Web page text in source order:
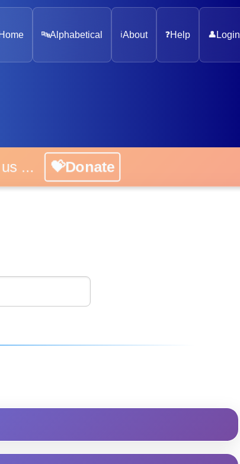
Home 🔤Alphabetical ℹ️About ❓Help 👤 Login
... 💝Donate